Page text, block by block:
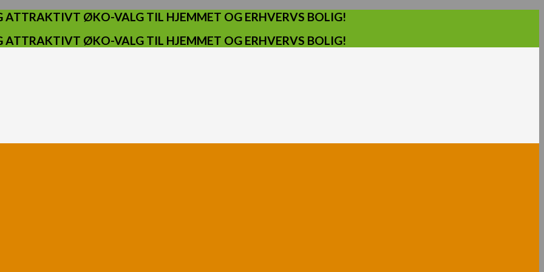
ATTRAKTIVT ØKO-VALG TIL HJEMMET OG ERHVERVS BOLIG!
ATTRAKTIVT ØKO-VALG TIL HJEMMET OG ERHVERVS BOLIG!